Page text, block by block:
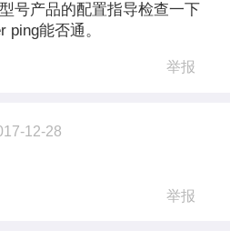
号产品的配置指导检查一下
能否通。
举报
12-28
举报